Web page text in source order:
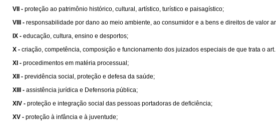
VII - proteção ao patrimônio histórico, cultural, artístico, turístico e paisagístico;
VIII - responsabilidade por dano ao meio ambiente, ao consumidor e a bens e direitos de valor
IX - educação, cultura, ensino e desportos;
X - criação, competência, composição e funcionamento dos juizados especiais de que trata o
XI - procedimentos em matéria processual;
XII - previdência social, proteção e defesa da saúde;
XIII - assistência jurídica e Defensoria pública;
XIV - proteção e integração social das pessoas portadoras de deﬁciência;
XV - proteção à infância e à juventude;